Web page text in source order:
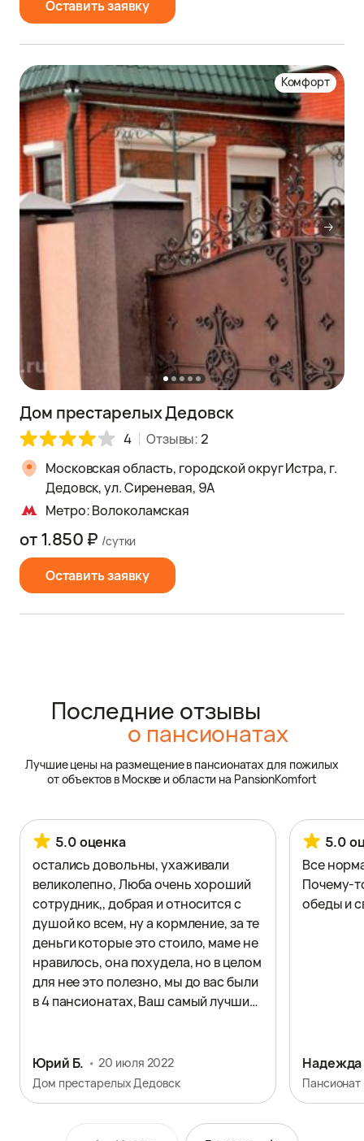
Оставить заявку
Комфорт
Дом престарелых Дедовск
4 Отзывы: 2
Московская область, городской округ Истра, г.
Дедовск, ул. Сиреневая, 9А
Метро: Волоколамская
Оставить заявку
от 1.850 ₽ /сутки
Последние отзывы
о пансионатах
Лучшие цены на размещение в пансионатах для пожилых
от объектов в Москве и области на PansionKomfort
5.0 оценка
остались довольны, ухаживали
великолепно, Люба очень хороший
сотрудник,, добрая и относится с
душой ко всем, ну а кормление, за те
деньги которые это стоило, маме не
нравилось, она похудела, но в целом
для нее это полезно, мы до вас были
в 4 пансионатах, Ваш самый лучший!
Юрий Б.
20 июля 2022
Дом престарелых Дедовск
5.0
Все
Почему-
обеды и
Надежда